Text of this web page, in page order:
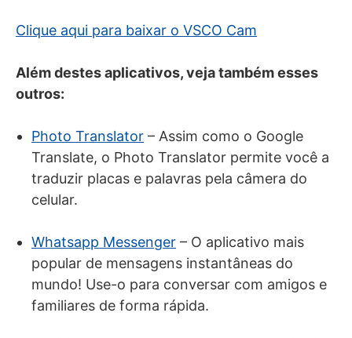
Clique aqui para baixar o VSCO Cam
Além destes aplicativos, veja também esses
outros:
Photo Translator – Assim como o Google
Translate, o Photo Translator permite você a
traduzir placas e palavras pela câmera do
celular.
Whatsapp Messenger – O aplicativo mais
popular de mensagens instantâneas do
mundo! Use-o para conversar com amigos e
familiares de forma rápida.